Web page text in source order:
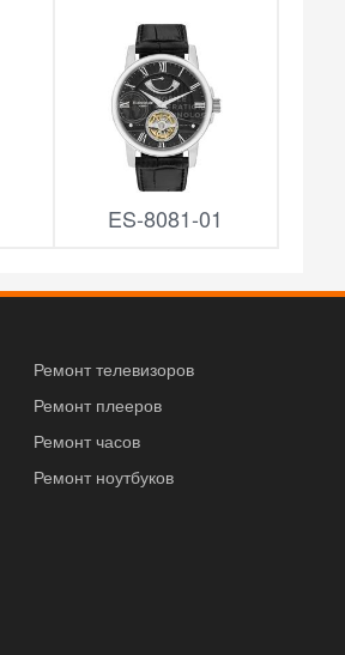
ES-8081-01
Ремонт телевизоров
Ремонт плееров
Ремонт часов
Ремонт ноутбуков